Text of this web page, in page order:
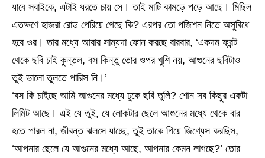
যাবে সবাইকে, এটাই ধরতে চায় সে। তাই মাটি কামড়ে পড়ে আছে। মিছিল
এতক্ষণে হাজরা রোড পেরিয়ে গেছে কি? এরপর তো পজিশন নিতে অসুবিধে
হবে ওর। তার মধ্যে আবার সাম্যদা ফোন করছে বারবার, ‘একদম ফ্রন্ট
থেকে ছবি চাই কুন্তল, বস কিন্তু তোর ওপর খুশি নয়, আগুনের ছবিটাও
তুই ভালো তুলতে পারিস নি।’
‘বস কি চাইছে আমি আগুনের মধ্যে ঢুকে ছবি তুলি? শোন সব কিছুর একটা
লিমিট আছে। এই যে তুই, যে লোকটার ছেলে আগুনের মধ্যে থেকে বার
হতে পারল না, জীবন্ত ঝলসে যাচ্ছে, তুই তাকে গিয়ে জিগ্যেস করছিস,
‘আপনার ছেলে যে আগুনের মধ্যে আছে, আপনার কেমন লাগছে?’ তোর